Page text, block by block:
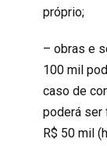
próprio;
– obras e
100 mil
caso de
poderá ser
R$ 50 mil